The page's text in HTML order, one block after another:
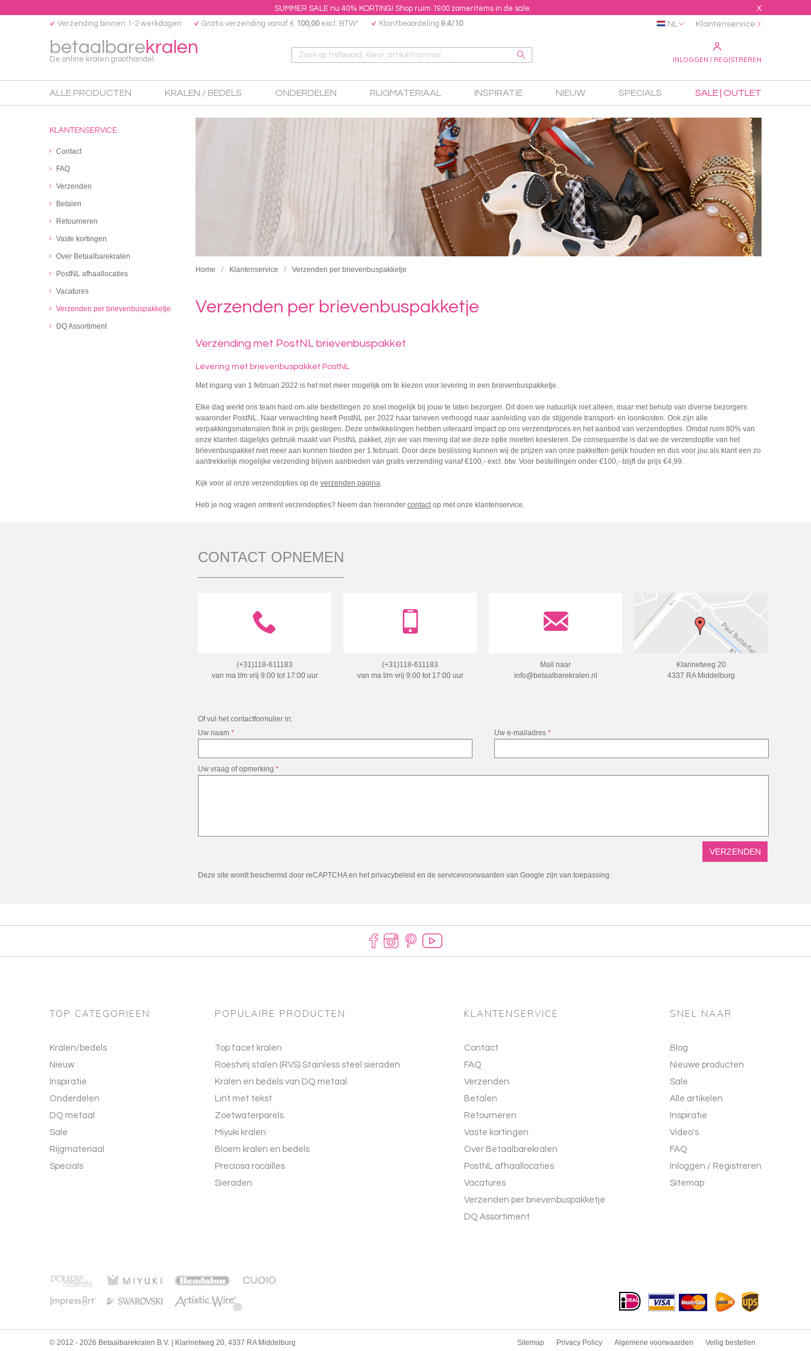
SUMMER SALE nu 40% KORTING! Shop ruim 1900 zomeritems in de sale. X
betaalbarekralen
De online kralen groothandel
Verzending binnen 1-2 werkdagen Gratis verzending vanaf € 100,00excl. BTW* Klantbeoordeling 9.4/10
INLOGGEN / REGISTREREN
NL Klantenservice
ALLE PRODUCTEN KRALEN / BEDELS ONDERDELEN RIJGMATERIAAL INSPIRATIE NIEUW SPECIALS SALE | OUTLET
KLANTENSERVICE
Contact
FAQ
Verzenden
Betalen
Retourneren
Vaste kortingen
Over Betaalbarekralen
PostNL afhaallocaties
Vacatures
Verzenden per brievenbuspakketje
DQ Assortiment
Home Klantenservice Verzenden per brievenbuspakketje
Verzenden per brievenbuspakketje
Verzending met PostNL brievenbuspakket
Levering met brievenbuspakket PostNL
Met ingang van 1 februari 2022 is het niet meer mogelijk om te kiezen voor levering in een brievenbuspakketje.
Elke dag werkt ons team hard om alle bestellingen zo snel mogelijk bij jouw te laten bezorgen. Dit doen we natuurlijk niet alleen, maar met behulp van diverse bezorgers
waaronder PostNL. Naar verwachting heeft PostNL per 2022 haar tarieven verhoogd naar aanleiding van de stijgende transport- en loonkosten. Ook zijn alle
verpakkingsmaterialen flink in prijs gestegen. Deze ontwikkelingen hebben uiteraard impact op ons verzendproces en het aanbod van verzendopties. Omdat ruim 80% van
onze klanten dagelijks gebruik maakt van PostNL pakket, zijn we van mening dat we deze optie moeten koesteren. De consequentie is dat we de verzendoptie van het
brievenbuspakket niet meer aan kunnen bieden per 1 februari. Door deze beslissing kunnen wij de prijzen van onze pakketten gelijk houden en dus voor jou als klant een zo
aantrekkelijk mogelijke verzending blijven aanbieden van gratis verzending vanaf €100,- excl. btw. Voor bestellingen onder €100,- blijft de prijs €4,99.
Kijk voor al onze verzendopties op de verzenden pagina.
Heb je nog vragen omtrent verzendopties? Neem dan hieronder contactop met onze klantenservice.
CONTACT OPNEMEN
(+31)118-611183
van ma t/m vrij 9:00 tot 17:00 uur
(+31)118-611183
van ma t/m vrij 9:00 tot 17:00 uur
Mail naar
info@betaalbarekralen.nl
Klarinetweg 20
4337 RA Middelburg
Of vul het contactformulier in:
Uw naam * Uw e-mailadres *
Uw vraag of opmerking *
Deze site wordt beschermd door reCAPTCHA en hetprivacybeleid en de servicevoorwaarden van Google zijn van toepassing.
TOP CATEGORIEEN
Kralen/bedels
Nieuw
Inspiratie
Onderdelen
DQ metaal
Sale
Rijgmateriaal
Specials
POPULAIRE PRODUCTEN
Top facet kralen
Roestvrij stalen (RVS) Stainless steel sieraden
Kralen en bedels van DQ metaal
Lint met tekst
Zoetwaterparels
Miyuki kralen
Bloem kralen en bedels
Preciosa rocailles
Sieraden
KLANTENSERVICE
Contact
FAQ
Verzenden
Betalen
Retourneren
Vaste kortingen
Over Betaalbarekralen
PostNL afhaallocaties
Vacatures
Verzenden per brievenbuspakketje
DQ Assortiment
SNEL NAAR
Blog
Nieuwe producten
Sale
Alle artikelen
Inspiratie
Video's
FAQ
Inloggen / Registreren
Sitemap
© 2012 - 2026 Betaalbarekralen B.V. | Klarinetweg 20, 4337 RA Middelburg Sitemap Privacy Policy Algemene voorwaarden Veilig bestellen